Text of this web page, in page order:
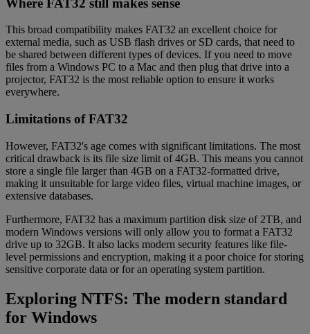
Where FAT32 still makes sense
This broad compatibility makes FAT32 an excellent choice for
external media, such as USB flash drives or SD cards, that need to
be shared between different types of devices. If you need to move
files from a Windows PC to a Mac and then plug that drive into a
projector, FAT32 is the most reliable option to ensure it works
everywhere.
Limitations of FAT32
However, FAT32's age comes with significant limitations. The most
critical drawback is its file size limit of 4GB. This means you cannot
store a single file larger than 4GB on a FAT32-formatted drive,
making it unsuitable for large video files, virtual machine images, or
extensive databases.
Furthermore, FAT32 has a maximum partition disk size of 2TB, and
modern Windows versions will only allow you to format a FAT32
drive up to 32GB. It also lacks modern security features like file-
level permissions and encryption, making it a poor choice for storing
sensitive corporate data or for an operating system partition.
Exploring NTFS: The modern standard
for Windows